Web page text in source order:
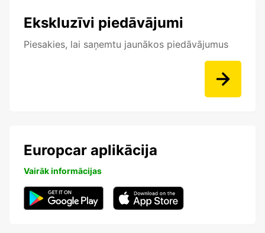
Ekskluzīvi piedāvājumi
Piesakies, lai saņemtu jaunākos piedāvājumus
Europcar aplikācija
Vairāk informācijas